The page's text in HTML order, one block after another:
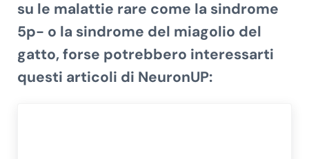
su le malattie rare come la sindrome
5p- o la sindrome del miagolio del
gatto, forse potrebbero interessarti
questi articoli di NeuronUP: